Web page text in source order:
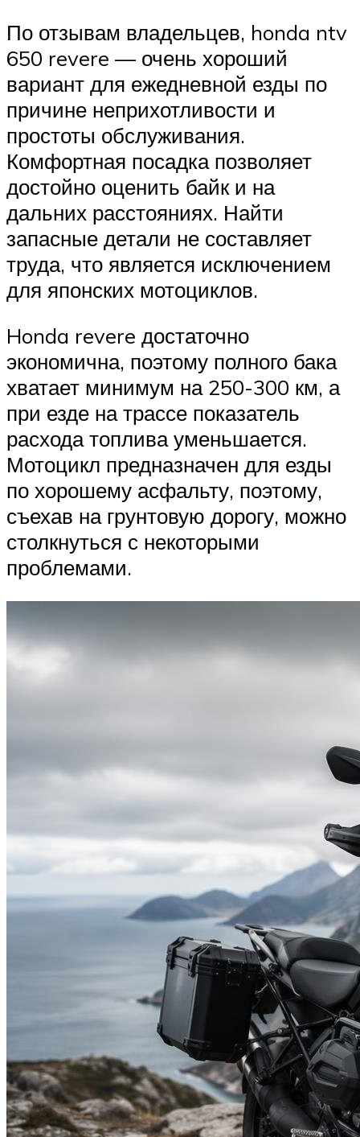
По отзывам владельцев, honda ntv
650 revere — очень хороший
вариант для ежедневной езды по
причине неприхотливости и
простоты обслуживания.
Комфортная посадка позволяет
достойно оценить байк и на
дальних расстояниях. Найти
запасные детали не составляет
труда, что является исключением
для японских мотоциклов.
Honda revere достаточно
экономична, поэтому полного бака
хватает минимум на 250-300 км, а
при езде на трассе показатель
расхода топлива уменьшается.
Мотоцикл предназначен для езды
по хорошему асфальту, поэтому,
съехав на грунтовую дорогу, можно
столкнуться с некоторыми
проблемами.